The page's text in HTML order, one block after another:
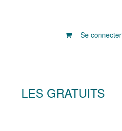
Se connecter
LES GRATUITS